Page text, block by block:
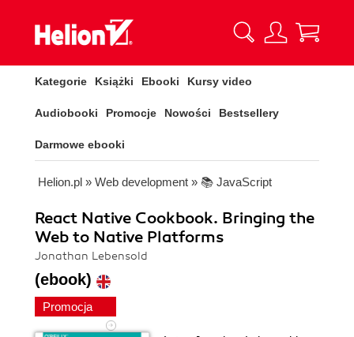
Kategorie Książki Ebooki Kursy video
Audiobooki Promocje Nowości Bestsellery
Darmowe ebooki
Helion.pl » Web development » 📚 JavaScript
React Native Cookbook. Bringing the
Web to Native Platforms
Jonathan Lebensold
(ebook)
Promocja